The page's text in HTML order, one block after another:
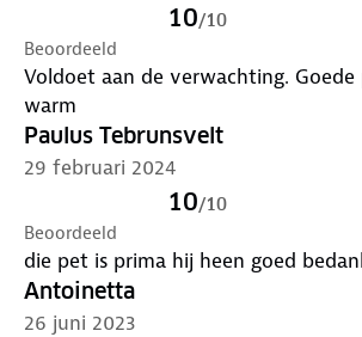
10/10
Beoordeeld
Voldoet aan de verwachting. Goede
warm
Paulus Tebrunsvelt
29 februari 2024
10/10
Beoordeeld
die pet is prima hij heen goed
Antoinetta
26 juni 2023